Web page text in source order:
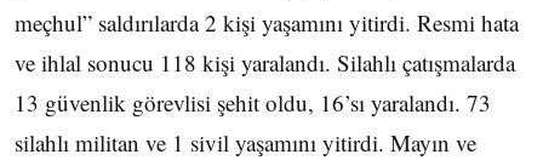
meçhul” saldırılarda 2 kişi yaşamını yitirdi. Resmi hata
ve ihlal sonucu 118 kişi yaralandı. Silahlı çatışmalarda
13 güvenlik görevlisi şehit oldu, 16’sı yaralandı. 73
silahlı militan ve 1 sivil yaşamını yitirdi. Mayın ve